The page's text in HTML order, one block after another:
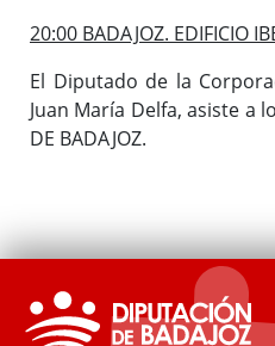
20:00 BADAJOZ. EDIFICIO
El Diputado de la
Juan María Delfa, asiste a
DE BADAJOZ.